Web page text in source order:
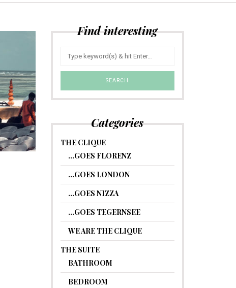
Find interesting
Categories
THE CLIQUE
…GOES FLORENZ
…GOES LONDON
…GOES NIZZA
…GOES TEGERNSEE
WE ARE THE CLIQUE
THE SUITE
BATHROOM
BEDROOM